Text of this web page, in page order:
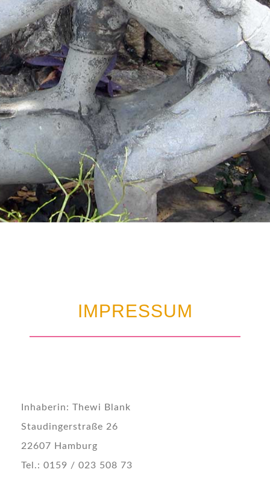
IMPRESSUM
Inhaberin: Thewi Blank
Staudingerstraße 26
22607 Hamburg
Tel.: 0159 / 023 508 73